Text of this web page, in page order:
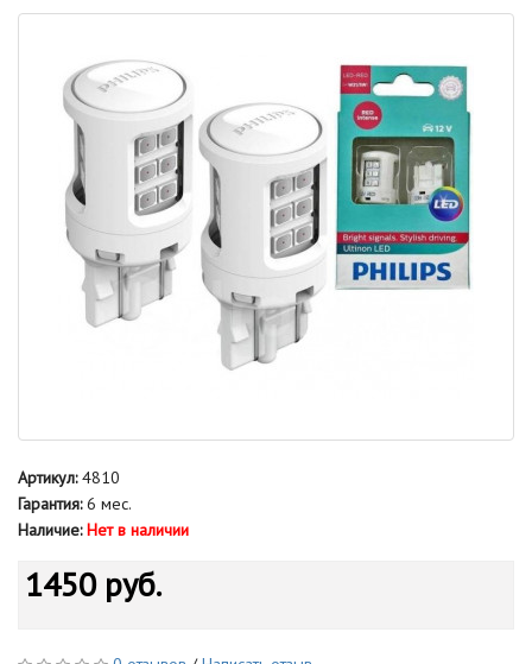
Артикул:4810
Гарантия:6 мес.
Наличие: Нет в наличии
1450 руб.